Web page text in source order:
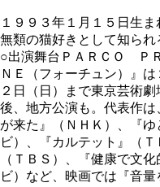
１９９３年１月１５日生
無類の猫好きとして知られ
○出演舞台ＰＡＲＣＯ Ｐ
ＮＥ（フォーチュン）』
２日（日）まで東京芸術
後、地方公演も。代表作
が来た』（ＮＨＫ）、『
ビ）、『カルテット』（Ｔ
（ＴＢＳ）、『健康で文
ビ）など、映画では『音